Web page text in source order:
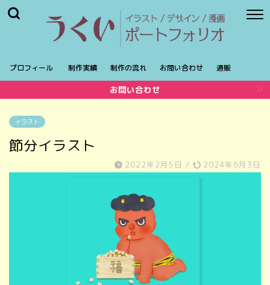
プロフィール 制作実績 制作の流れ お問い合わせ 通販
お問い合わせ
イラスト
節分イラスト
2022年2月5日 / 2024年6月3日